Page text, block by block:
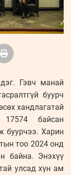
Гэвч манай
буурч
хандлагатай
байсан
буурчээ. Харин
тоо 2024 онд
байна. Энэхүү
улсад хүн ам